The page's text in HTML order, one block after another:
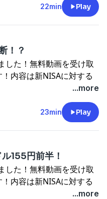
が初めて
ント開設動画です。所用1
ac574dff0fーーーーー
績が好調？
括か積立、どっちにす
イトル：大腸切除闘病日
読み上げ推奨】最近の
付いています。本を開い
ストリーダーをオン
出版デビュー作です。
索か下記まで。投資関連
22min Play
！？
した！無料動画を受け取
内容は新NISAに対する
が初めて
ント開設動画です。所用1
ac574dff0fーーーーー
...more
23min Play
155円前半！
した！無料動画を受け取
内容は新NISAに対する
...more